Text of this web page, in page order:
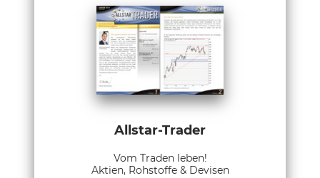
Allstar-Trader
Vom Traden leben!
Aktien, Rohstoffe & Devisen